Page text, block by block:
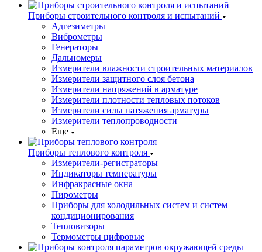
Приборы строительного контроля и испытаний
Адгезиметры
Виброметры
Генераторы
Дальномеры
Измерители влажности строительных материалов
Измерители защитного слоя бетона
Измерители напряжений в арматуре
Измерители плотности тепловых потоков
Измерители силы натяжения арматуры
Измерители теплопроводности
Еще
Приборы теплового контроля
Измерители-регистраторы
Индикаторы температуры
Инфракрасные окна
Пирометры
Приборы для холодильных систем и систем
кондиционирования
Тепловизоры
Термометры цифровые